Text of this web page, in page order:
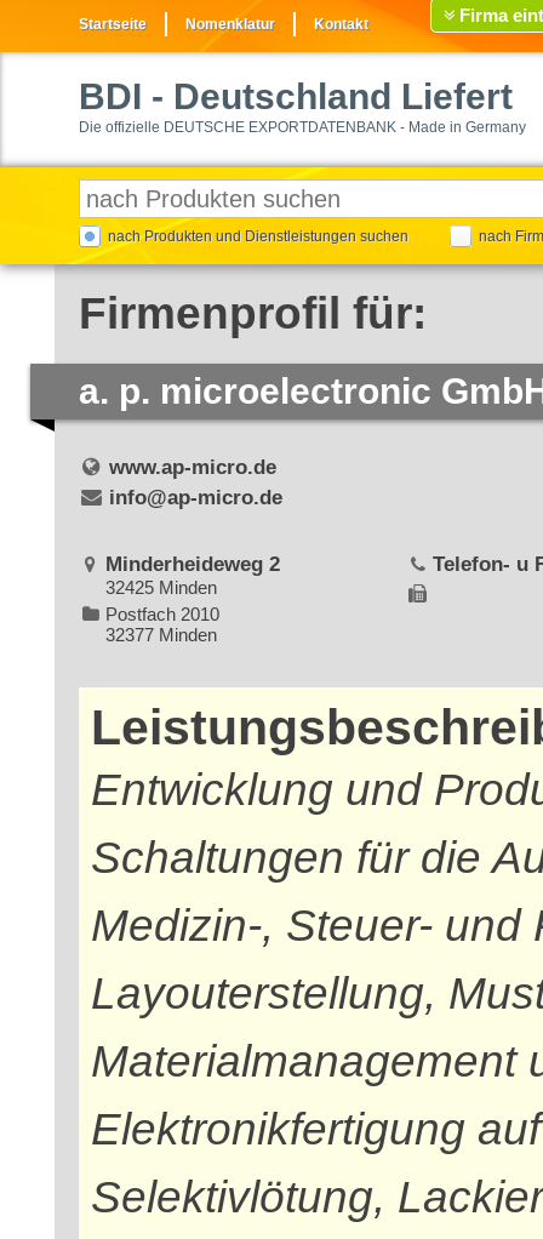
Startseite Nomenklatur Kontakt Firma
BDI - Deutschland Liefert
Die offizielle DEUTSCHE EXPORTDATENBANK - Made in Germany
nach Produkten und Dienstleistungen suchen nach
Firmenprofil für:
a. p. microelectronic
www.ap-micro.de
info@ap-micro.de
Minderheideweg 2
32425 Minden
Postfach 2010
32377 Minden
Telefon- u
Entwicklung und
Schaltungen für die
Medizin-, Steuer- und
Layouterstellung,
Materialmanagement
Elektronikfertigung
Selektivlötung,